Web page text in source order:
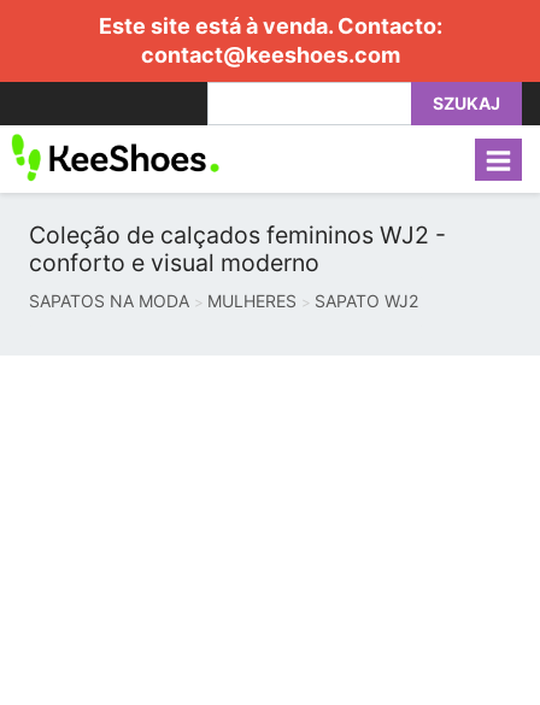
Este site está à venda. Contacto:
contact@keeshoes.com
SZUKAJ
Coleção de calçados femininos WJ2 -
conforto e visual moderno
SAPATOS NA MODA MULHERES SAPATO WJ2